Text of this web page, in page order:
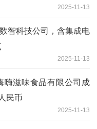
2025-11-13
智科技公司，含集成电
2025-11-13
嗨滋味食品有限公司成
民币
2025-11-13